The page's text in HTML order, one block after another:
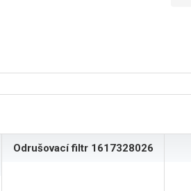
Odrušovací filtr 1617328026